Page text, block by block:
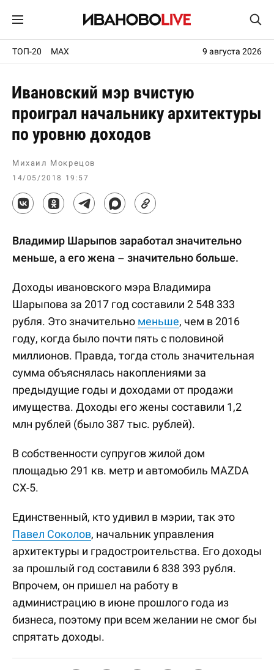
ТОП-20 MAX 9 августа 2026
Ивановский мэр вчистую
проиграл начальнику архитектуры
по уровню доходов
Михаил Мокрецов
14/05/2018 19:57
Владимир Шарыпов заработал значительно
меньше, а его жена – значительно больше.
Доходы ивановского мэра Владимира
Шарыпова за 2017 год составили 2 548 333
рубля. Это значительно меньше, чем в 2016
году, когда было почти пять с половиной
миллионов. Правда, тогда столь значительная
сумма объяснялась накоплениями за
предыдущие годы и доходами от продажи
имущества. Доходы его жены составили 1,2
млн рублей (было 387 тыс. рублей).
В собственности супругов жилой дом
площадью 291 кв. метр и автомобиль MAZDA
CX-5.
Единственный, кто удивил в мэрии, так это
Павел Соколов, начальник управления
архитектуры и градостроительства. Его доходы
за прошлый год составили 6 838 393 рубля.
Впрочем, он пришел на работу в
администрацию в июне прошлого года из
бизнеса, поэтому при всем желании не смог бы
спрятать доходы.